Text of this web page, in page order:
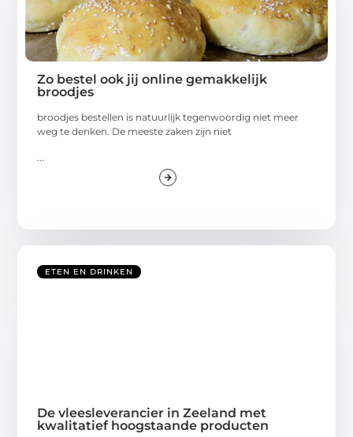
Zo bestel ook jij online gemakkelijk
broodjes
broodjes bestellen is natuurlijk tegenwoordig niet meer
weg te denken. De meeste zaken zijn niet
ETEN EN DRINKEN
De vleesleverancier in Zeeland met
kwalitatief hoogstaande producten